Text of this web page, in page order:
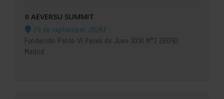
II AEVERSU SUMMIT
29 de septiembre, 2026/
Fundación Pablo VI Paseo de Juan XXIII Nº3 28040
Madrid